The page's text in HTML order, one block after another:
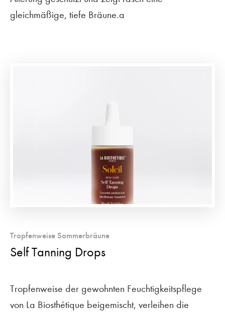
gleichmäßige, tiefe Bräune.a
Tropfenweise Sommerbräune
Self Tanning Drops
Tropfenweise der gewohnten Feuchtigkeitspflege
von La Biosthétique beigemischt, verleihen die